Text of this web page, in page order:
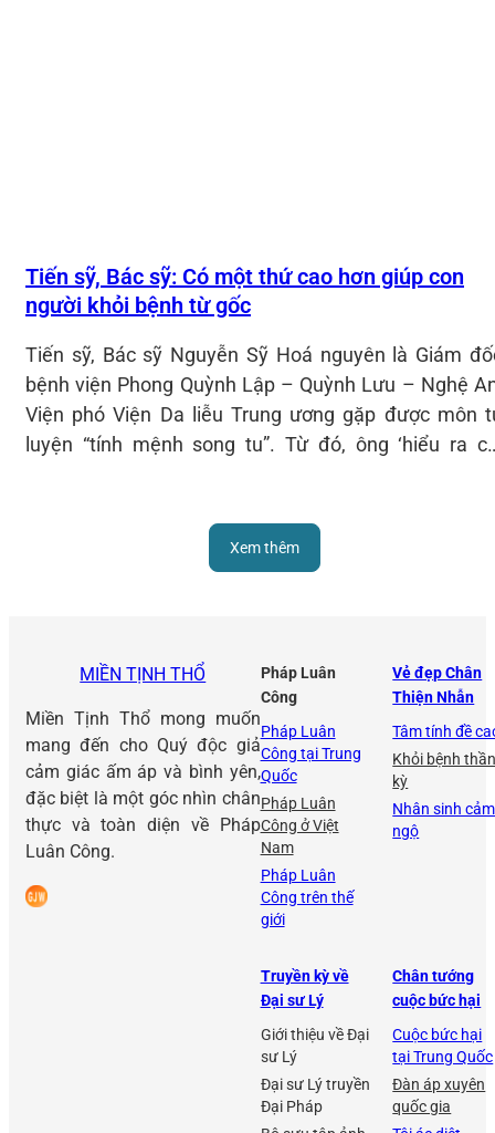
Tiến sỹ, Bác sỹ: Có một thứ cao hơn giúp con
người khỏi bệnh từ gốc
Tiến sỹ, Bác sỹ Nguyễn Sỹ Hoá nguyên là Giám
bệnh viện Phong Quỳnh Lập – Quỳnh Lưu – Nghệ
Viện phó Viện Da liễu Trung ương gặp được môn
luyện “tính mệnh song tu”. Từ đó, ông ‘hiểu ra
Xem thêm
MIỀN TỊNH THỔ
Miền Tịnh Thổ mong muốn
mang đến cho Quý độc giả
cảm giác ấm áp và bình yên,
đặc biệt là một góc nhìn chân
thực và toàn diện về Pháp
Luân Công.
Pháp Luân
Công
Pháp Luân
Công tại Trung
Quốc
Pháp Luân
Công ở Việt
Nam
Pháp Luân
Công trên thế
giới
Vẻ đẹp Chân
Thiện Nhẫn
Tâm tính đề
Khỏi bệnh
kỳ
Nhân sinh cảm
ngộ
Truyền kỳ về
Đại sư Lý
Giới thiệu về Đại
sư Lý
Đại sư Lý truyền
Đại Pháp
Chân tướng
cuộc bức hại
Cuộc bức hại
tại Trung Quốc
Đàn áp xuyên
quốc gia